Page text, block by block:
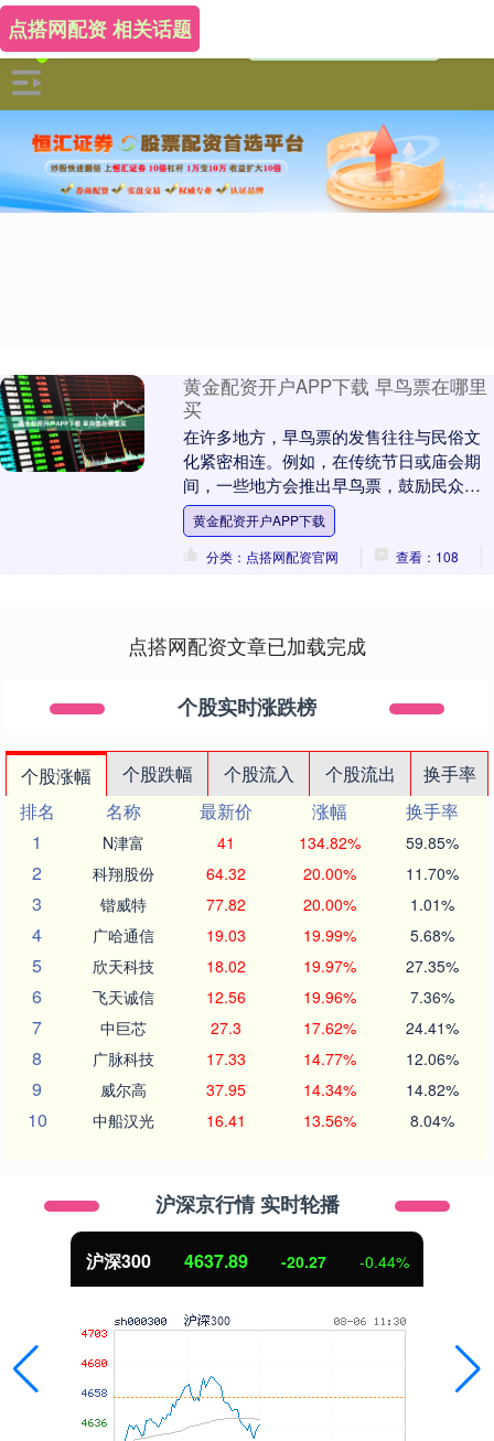
点搭网配资 相关话题
黄金配资开户APP下载 早鸟票在哪里
买
在许多地方，早鸟票的发售往往与民俗文
化紧密相连。例如，在传统节日或庙会期
间，一些地方会推出早鸟票，鼓励民众提
前规划行程。这些活动不仅提供票价优
惠，还融入了地方特....
黄金配资开户APP下载
分类：点搭网配资官网
查看：108
点搭网配资文章已加载完成
个股实时涨跌榜
个股涨幅 个股跌幅 个股流入 个股流出
换手率
排名
名称 最新价 涨幅
换手率
1
N津富 41 134.82% 59.85%
2 科翔股份 64.32 20.00% 11.70%
3 锴威特 77.82 20.00% 1.01%
4 广哈通信 19.03 19.99% 5.68%
5 欣天科技 18.02 19.97% 27.35%
6 飞天诚信 12.56 19.96% 7.36%
7 中巨芯 27.3 17.62% 24.41%
8 广脉科技 17.33 14.77% 12.06%
9 威尔高 37.95 14.34% 14.82%
10 中船汉光 16.41 13.56% 8.04%
沪深京行情 实时轮播
北证50 1115.17 -4.29 -0.38%